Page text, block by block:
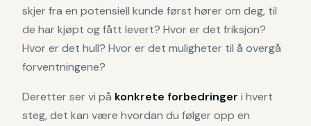
skjer fra en potensiell kunde først hører om deg, til
de har kjøpt og fått levert? Hvor er det friksjon?
Hvor er det hull? Hvor er det muligheter til å overgå
forventningene?
Deretter ser vi på konkrete forbedringer i hvert
steg, det kan være hvordan du følger opp en